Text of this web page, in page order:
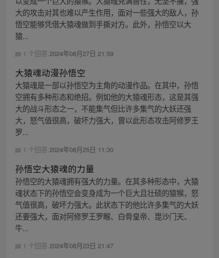
大的攻击对其也难以产生作用，面对一些强大的敌人，孙
悟空能够凭借大猿魂做到手撕对方。此外，孙悟空以大
猿...
1 个回答 2024年08月27日 21:59
大猿魂动漫孙悟空
大猿魂是一部以孙悟空为主角的动漫作品。在其中，孙悟
空拥有多种形态和绝招。例如他的大猿魂形态，这是其强
大的战斗形态之一，不能集气但比许多集气的大妖还强
大，怒气值很高，破坏力强大，曾以此形态攻击阿修罗王
罗...
1 个回答 2024年08月25日 11:30
孙悟空大猿魂的力量
孙悟空的大猿魂拥有强大的力量。在其多种形态中，大猿
魂状态下的孙悟空会变身成为一个巨大且壮硕的猿猴，怒
气值很高，破坏力强大。此状态下的他比许多集气的大妖
还要强大，面对阿修罗王罗睺、白骨皇帝、毘沙门天、
牛...
1 个回答 2024年08月23日 21:47